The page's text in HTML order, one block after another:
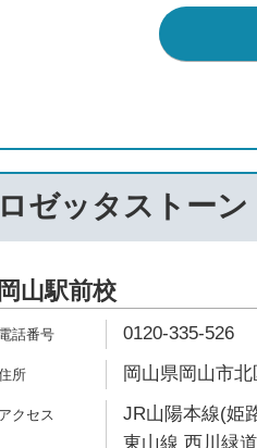
ロゼッタストー
岡山駅前校
0120-335-526
岡山県岡山市
JR山陽本線(姫
東山線 西川緑